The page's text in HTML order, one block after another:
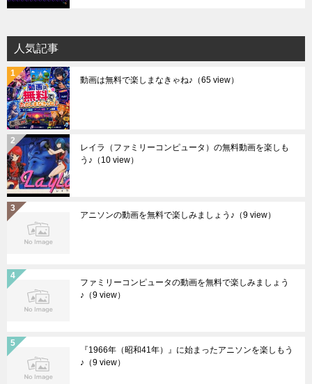
人気記事
動画は無料で楽しまなきゃね♪ （65 view）
レイラ（ファミリーコンピュータ）の無料動画を楽しも
う♪ （10 view）
アニソンの動画を無料で楽しみましょう♪ （9 view）
ファミリーコンピュータの動画を無料で楽しみましょう
♪ （9 view）
『1966年（昭和41年）』に始まったアニソンを楽しもう
♪ （9 view）